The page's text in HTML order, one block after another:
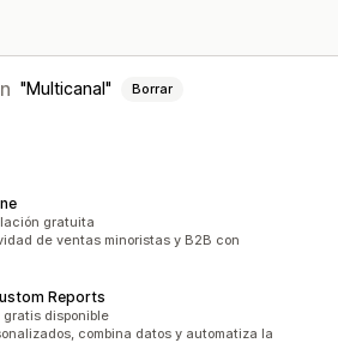
Multicanal Borrar
gratuita
de ventas minoristas y B2B con
Reports
gratis disponible
combina datos y automatiza la